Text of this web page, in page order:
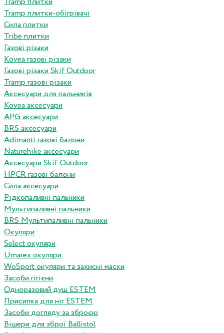
Tramp плитки-обігрівачі
Сила плитки
Tribe плитки
Газові різаки
Kovea газові різаки
Газові різаки Skif Outdoor
Tramp газові різаки
Аксесуари для пальників
Kovea аксесуари
APG аксесуари
BRS аксесуари
Adimanti газові балони
Naturehike аксесуари
Аксесуари Skif Outdoor
HPCR газові балони
Сила аксесуари
Рідкопаливні пальники
Мультипаливні пальники
BRS Мультипаливні пальники
Окуляри
Select окуляри
Umarex окуляри
WoSport окуляри та захисні маски
Засоби гігієни
Одноразовий душ ESTEM
Присипка для ніг ESTEM
Засоби догляду за зброєю
Вішери для зброї Ballistol